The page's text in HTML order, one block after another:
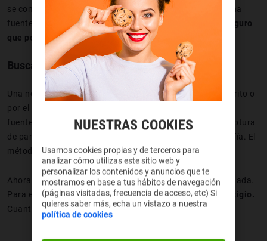
se comparten deprisa y pueden llegar a convencer a alguna
fuente fiable. Ahora bien, si seguimos estos consejos, seguro
que podremos desactivar la gran mayoría
Busca la fuente
Una noticia real va firmada por el periodista que la ha escrito o
por el propio medio, pero siempre incorpora el origen de la
fuente. Así que, si recibes una noticia sin fuente, o una captura
de pantalla en la que no se aprecia quién la firma, desconfía. El
método “no fuente, noshare” nunca falla.
Ahora bien, una fuente de por sí tampoco es garantía de nada.
Para estar seguros, que seanfuentes oficiales o de prestigio.
Cuanto más importantes sean, mejor.
NUESTRAS COOKIES
Usamos cookies propias y de terceros para
analizar cómo utilizas este sitio web y
personalizar los contenidos y anuncios que te
mostramos en base a tus hábitos de navegación
(páginas visitadas, frecuencia de acceso, etc) Si
quieres saber más, echa un vistazo a nuestra
política de cookies